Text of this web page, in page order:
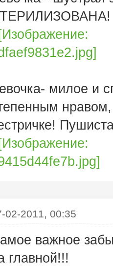
милое и
02-2011, 00:35
важное
главной!!!